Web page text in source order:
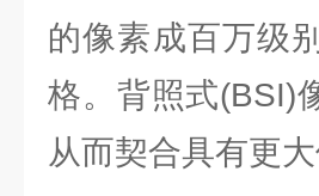
的像素成百万级
格。背照式(BSI)
从而契合具有更